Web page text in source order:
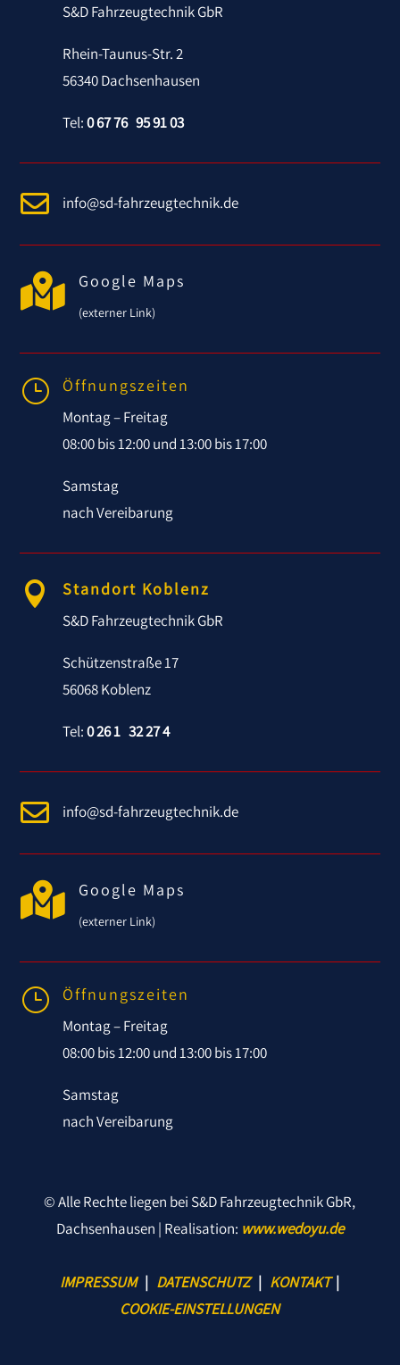
S&D Fahrzeugtechnik GbR
Rhein-Taunus-Str. 2
56340 Dachsenhausen
Tel:0 67 76 95 91 03
 info@sd-fahrzeugtechnik.de
 Google Maps
(externer Link)
} Öffnungszeiten
Montag – Freitag
08:00 bis 12:00 und 13:00 bis 17:00
Samstag
nach Vereibarung
 Standort Koblenz
S&D Fahrzeugtechnik GbR
Schützenstraße 17
56068 Koblenz
Tel:0 26 1 32 27 4
 info@sd-fahrzeugtechnik.de
 Google Maps
(externer Link)
} Öffnungszeiten
Montag – Freitag
08:00 bis 12:00 und 13:00 bis 17:00
Samstag
nach Vereibarung
© Alle Rechte liegen bei S&D Fahrzeugtechnik GbR,
Dachsenhausen | Realisation: www.wedoyu.de
IMPRESSUM| DATENSCHUTZ| KONTAKT|
COOKIE-EINSTELLUNGEN